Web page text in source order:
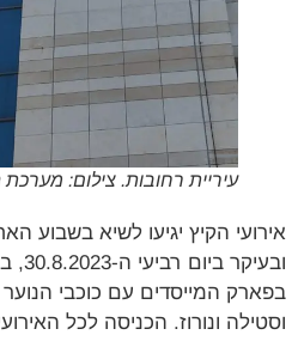
עיריית רחובות. צילום: מערכת
הקיץ יגיעו לשיא בשבוע
ובעיקר ביום
המייסדים עם כוכבי הנוער
ונורוז. הכניסה לכל האירועים